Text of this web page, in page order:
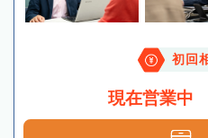
初回
現在営業中